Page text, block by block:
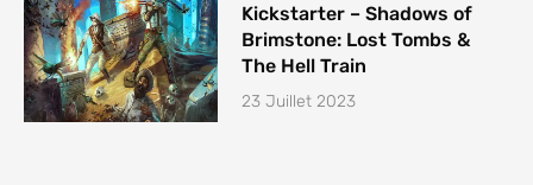
Kickstarter – Shadows of
Brimstone: Lost Tombs &
The Hell Train
23 Juillet 2023